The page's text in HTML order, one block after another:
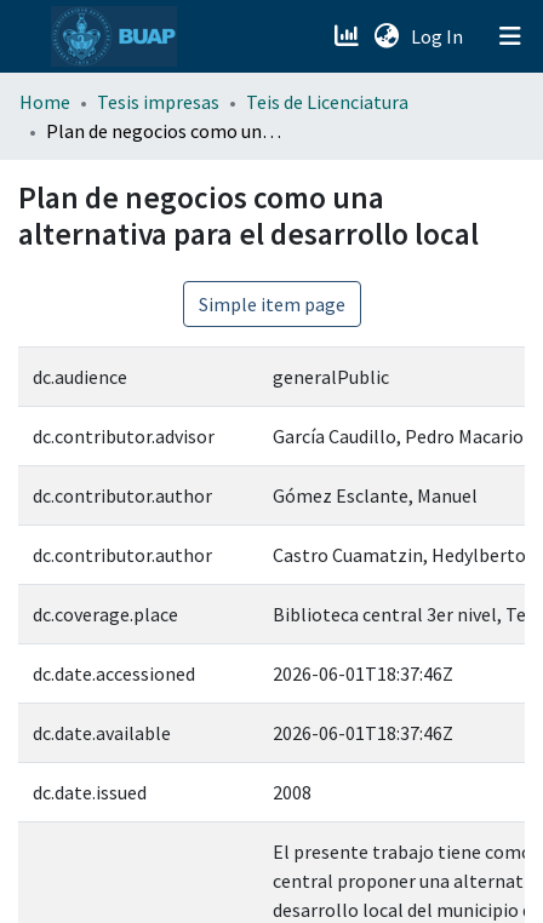
Log In (current)
menu.section.about_menu
Home Tesis impresas
Teis de Licenciatura
Plan de negocios como una alternativa para el desarrollo local
Plan de negocios como una
alternativa para el desarrollo local
Simple item page
dc.audience generalPublic
dc.contributor.advisor García Caudillo, Pedro Macario
dc.contributor.author Gómez Esclante, Manuel
dc.contributor.author Castro Cuamatzin, Hedylberto
dc.coverage.place Biblioteca central 3er nivel,
dc.date.accessioned 2026-06-01T18:37:46Z
dc.date.available 2026-06-01T18:37:46Z
dc.date.issued 2008
El presente trabajo tiene como
central proponer una
desarrollo local del municipio